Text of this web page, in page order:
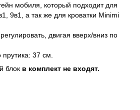
мобиля, который подходит для
9в1, а так же для кроватки Minimi
двигая вверх/вниз по
прутика: 37 см.
блок в комплект не входят.